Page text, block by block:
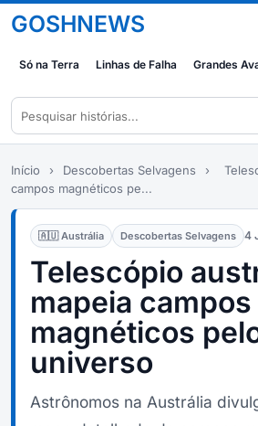
GOSHNEWS
Só na Terra Linhas de Falha Grandes
Início › Descobertas Selvagens ›
campos magnéticos pe...
🇦🇺 Austrália Descobertas Selvagens 4
Telescópio
mapeia campos
magnéticos
universo
Astrônomos na Austrália